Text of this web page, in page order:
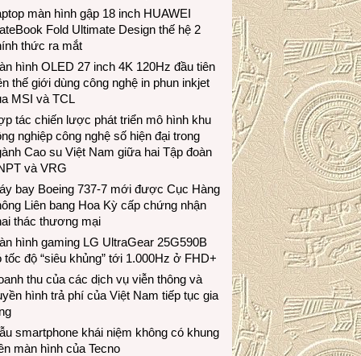
màn hình gập 18 inch HUAWEI
Fold Ultimate Design thế hệ 2
thức ra mắt
hình OLED 27 inch 4K 120Hz đầu tiên
thế giới dùng công nghệ in phun inkjet
MSI và TCL
tác chiến lược phát triển mô hình khu
nghiệp công nghệ số hiện đại trong
Cao su Việt Nam giữa hai Tập đoàn
và VRG
bay Boeing 737-7 mới được Cục Hàng
Liên bang Hoa Kỳ cấp chứng nhận
thác thương mại
hình gaming LG UltraGear 25G590B
tốc độ “siêu khủng” tới 1.000Hz ở FHD+
thu của các dịch vụ viễn thông và
hình trả phí của Việt Nam tiếp tục gia
smartphone khái niệm không có khung
màn hình của Tecno